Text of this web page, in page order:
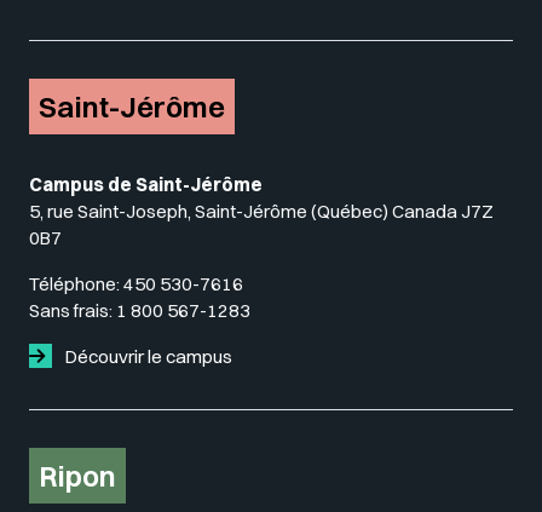
Saint-Jérôme
Campus de Saint-Jérôme
5, rue Saint-Joseph, Saint-Jérôme (Québec) Canada J7Z
0B7
Téléphone: 450 530-7616
Sans frais: 1 800 567-1283
Découvrir le campus
Ripon